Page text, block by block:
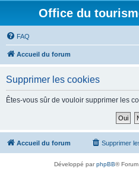
Office du
FAQ
Accueil du forum
Supprimer les cookies
Êtes-vous sûr de vouloir supprimer les
Accueil du forum Supprimer
Développé parphpBB®